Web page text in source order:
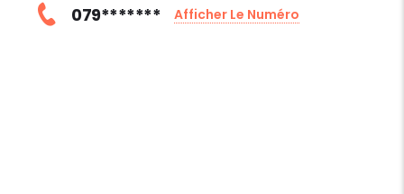
079******* Afficher Le Numéro